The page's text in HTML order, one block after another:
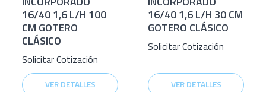
16/40 1,6 L/H 100
CM GOTERO
CLÁSICO
Solicitar Cotización
VER DETALLES
16/40 1,6 L/H 30 CM
GOTERO CLÁSICO
Solicitar Cotización
VER DETALLES